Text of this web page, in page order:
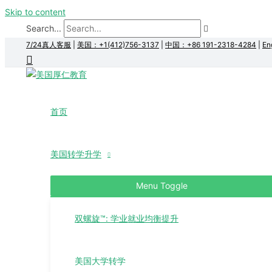
Skip to content
Search...
7/24真人客服 美国：+1(412)756-3137 中国：+86 191-2318-4284
首页
美国转学升学
Menu Toggle
双螺旋™: 学业就业均衡提升
美国大学转学